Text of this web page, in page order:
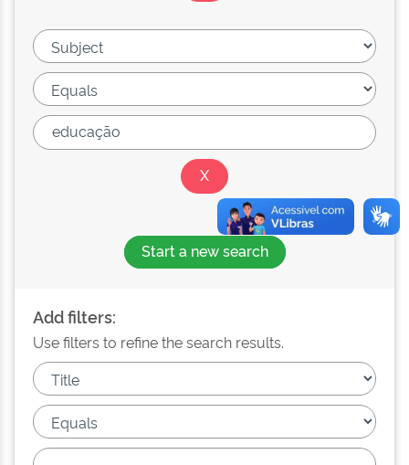
Start a new search
Add filters:
Use filters to refine the search results.